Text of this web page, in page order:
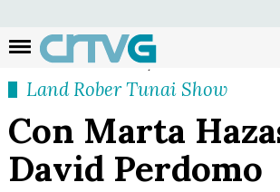
Land Rober Tunai Show
Con Marta
David Perdomo